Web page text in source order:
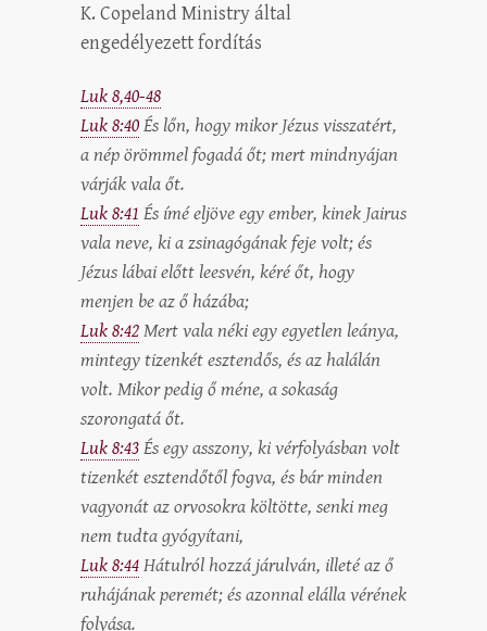
K. Copeland Ministry által
engedélyezett fordítás
Luk 8,40-48
Luk 8:40És lőn, hogy mikor Jézus visszatért,
a nép örömmel fogadá őt; mert mindnyájan
várják vala őt.
Luk 8:41 És ímé eljöve egy ember, kinek Jairus
vala neve, ki a zsinagógának feje volt; és
Jézus lábai előtt leesvén, kéré őt, hogy
menjen be az ő házába;
Luk 8:42Mert vala néki egy egyetlen leánya,
mintegy tizenkét esztendős, és az halálán
volt. Mikor pedig ő méne, a sokaság
szorongatá őt.
Luk 8:43És egy asszony, ki vérfolyásban volt
tizenkét esztendőtől fogva, és bár minden
vagyonát az orvosokra költötte, senki meg
nem tudta gyógyítani,
Luk 8:44Hátulról hozzá járulván, illeté az ő
ruhájának peremét; és azonnal elálla vérének
folyása.